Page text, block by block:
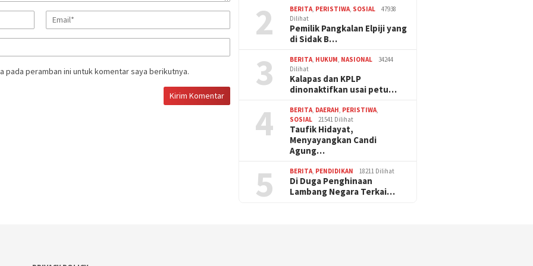
pada peramban ini untuk komentar saya berikutnya.
2 BERITA, PERISTIWA, SOSIAL
47938
Dilihat
Pemilik Pangkalan Elpiji yang
di Sidak B…
3 BERITA, HUKUM, NASIONAL
34244
Dilihat
Kalapas dan KPLP
dinonaktifkan usai petu…
4 BERITA, DAERAH, PERISTIWA,
SOSIAL
21541 Dilihat
Taufik Hidayat,
Menyayangkan Candi
Agung…
5 BERITA, PENDIDIKAN 18211 Dilihat
Di Duga Penghinaan
Lambang Negara Terkai…